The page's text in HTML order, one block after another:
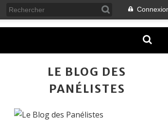
LE BLOG DES
PANÉLISTES